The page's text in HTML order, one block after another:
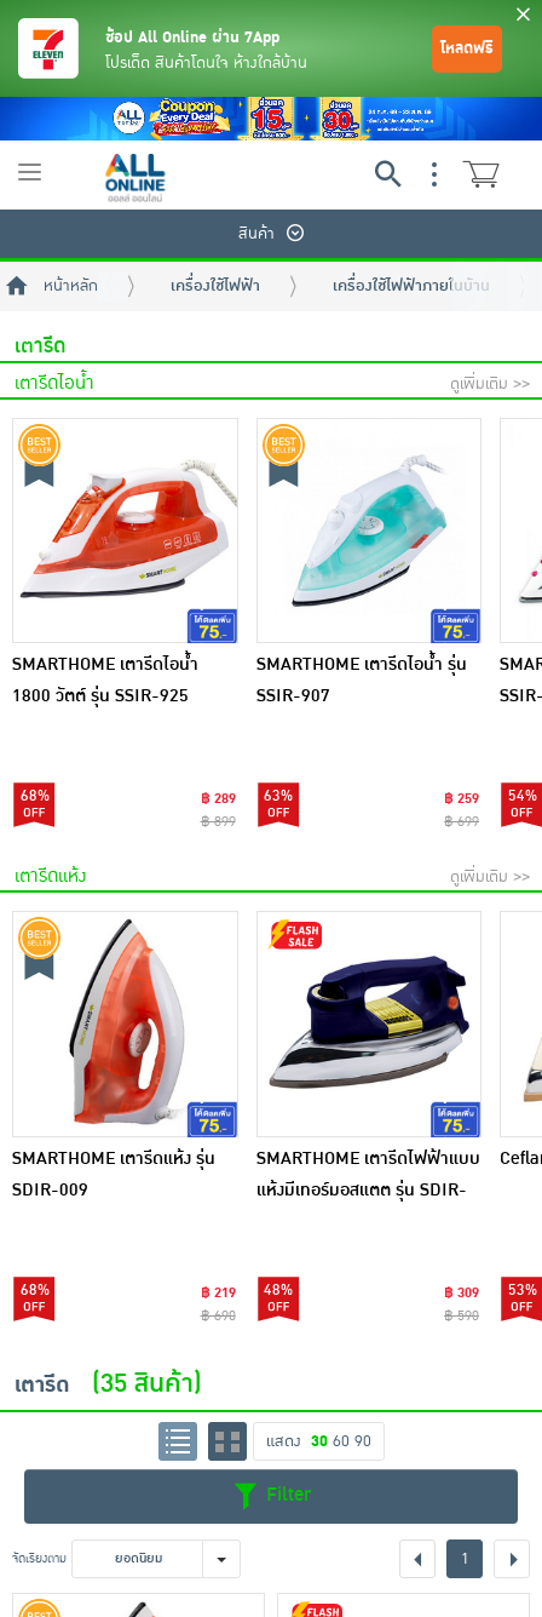
ย้อนกลับ
เครื่องดื่มและผงชงดื่ม
เครื่องปรุงรสและของแห้ง
อาหารสด ผัก ผลไม้และเบเกอรี่
ย้อนกลับ
ย้อนกลับ
ย้อนกลับ
ย้อนกลับ
ย้อนกลับ
ย้อนกลับ
ย้อนกลับ
ย้อนกลับ
ย้อนกลับ
พระเครื่อง test pop
ย้อนกลับ
ช้อป All Online ผ่าน 7App
โปรเด็ด สินค้าโดนใจ ห้างใกล้บ้าน
โหลดฟรี
Toggle
สินค้า
หน้าหลัก เครื่องใช้ไฟฟ้า เครื่องใช้ไฟฟ้าภายในบ้าน
เตารีด
เตารีดไอน้ำ ดูเพิ่มเติม >>
SMARTHOME เตารีดไอน้ำ
1800 วัตต์ รุ่น SSIR-925
68%
฿ 289
฿ 899
SMARTHOME เตารีดไอน้ำ รุ่น
SSIR-907
63%
฿ 259
฿ 699
54%
เตารีดแห้ง ดูเพิ่มเติม >>
SMARTHOME เตารีดแห้ง รุ่น
SDIR-009
68%
฿ 219
฿ 690
SMARTHOME เตารีดไฟฟ้าแบบ
แห้งมีเทอร์มอสแตต รุ่น SDIR-
48%
฿ 309
฿ 590
53%
เตารีด (35 สินค้า)
แสดง 30 60 90
Filter
จัดเรียงตาม ยอดนิยม 1